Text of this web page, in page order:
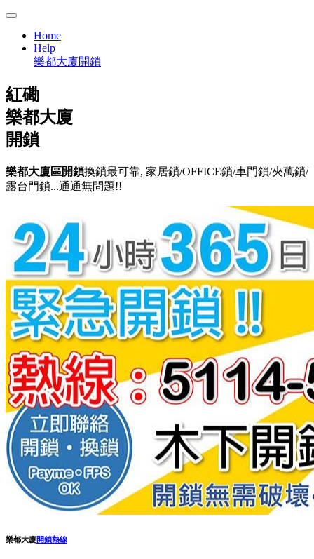
Home
Help
樂都大廈開鎖
紅磡
樂都大廈
開鎖
樂都大廈區開鎖換鎖最可靠, 家居鎖/OFFICE鎖/車門鎖/夾萬鎖/
露台門鎖...通通無問題!!
樂都大廈開鎖熱線